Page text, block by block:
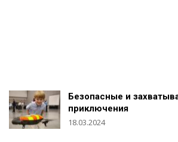
Безопасные и
приключения
18.03.2024